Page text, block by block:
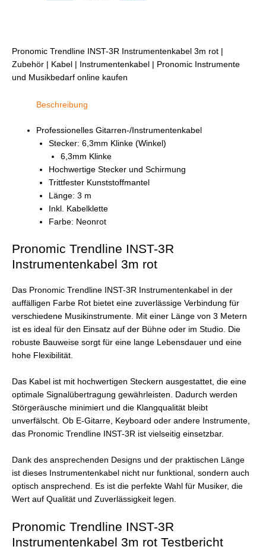
Pronomic Trendline INST-3R Instrumentenkabel 3m rot |
Zubehör | Kabel | Instrumentenkabel | Pronomic Instrumente
und Musikbedarf online kaufen
Beschreibung
Professionelles Gitarren-/Instrumentenkabel
Stecker: 6,3mm Klinke (Winkel)
6,3mm Klinke
Hochwertige Stecker und Schirmung
Trittfester Kunststoffmantel
Länge: 3 m
Inkl. Kabelklette
Farbe: Neonrot
Pronomic Trendline INST-3R
Instrumentenkabel 3m rot
Das Pronomic Trendline INST-3R Instrumentenkabel in der
auffälligen Farbe Rot bietet eine zuverlässige Verbindung für
verschiedene Musikinstrumente. Mit einer Länge von 3 Metern
ist es ideal für den Einsatz auf der Bühne oder im Studio. Die
robuste Bauweise sorgt für eine lange Lebensdauer und eine
hohe Flexibilität.
Das Kabel ist mit hochwertigen Steckern ausgestattet, die eine
optimale Signalübertragung gewährleisten. Dadurch werden
Störgeräusche minimiert und die Klangqualität bleibt
unverfälscht. Ob E-Gitarre, Keyboard oder andere Instrumente,
das Pronomic Trendline INST-3R ist vielseitig einsetzbar.
Dank des ansprechenden Designs und der praktischen Länge
ist dieses Instrumentenkabel nicht nur funktional, sondern auch
optisch ansprechend. Es ist die perfekte Wahl für Musiker, die
Wert auf Qualität und Zuverlässigkeit legen.
Pronomic Trendline INST-3R
Instrumentenkabel 3m rot Testbericht